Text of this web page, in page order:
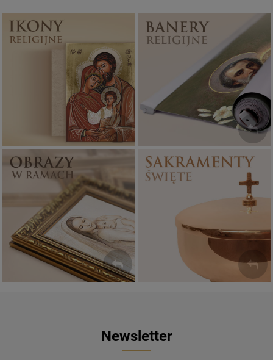
Ikony religijne
PONAD 400
WZORÓW
Banery religijne
ZOBACZ
Obrazy religijne
PIĘKNE
WZORY
Sakramenty Święte
Newsletter